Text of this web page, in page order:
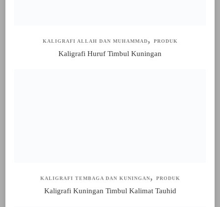
KALIGRAFI ALLAH DAN MUHAMMAD PRODUK
Kaligrafi Huruf Timbul Kuningan
KALIGRAFI TEMBAGA DAN KUNINGAN PRODUK
Kaligrafi Kuningan Timbul Kalimat Tauhid